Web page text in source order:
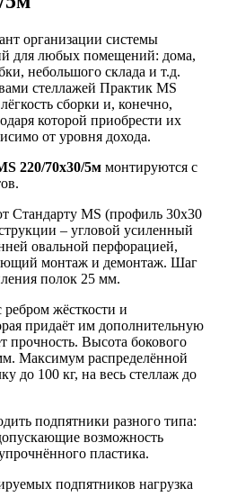
организации системы
для любых помещений: дома,
небольшого склада и т.д.
стеллажей Практик MS
сборки и, конечно,
которой приобрести их
от уровня дохода.
220/70х30/5м монтируются с
Стандарту MS (профиль 30x30
– угловой усиленный
овальной перфорацией,
монтаж и демонтаж. Шаг
полок 25 мм.
жёсткости и
придаёт им дополнительную
прочность. Высота бокового
Максимум распределённой
до 100 кг, на весь стеллаж до
подпятники разного типа:
возможность
пластика.
подпятников нагрузка